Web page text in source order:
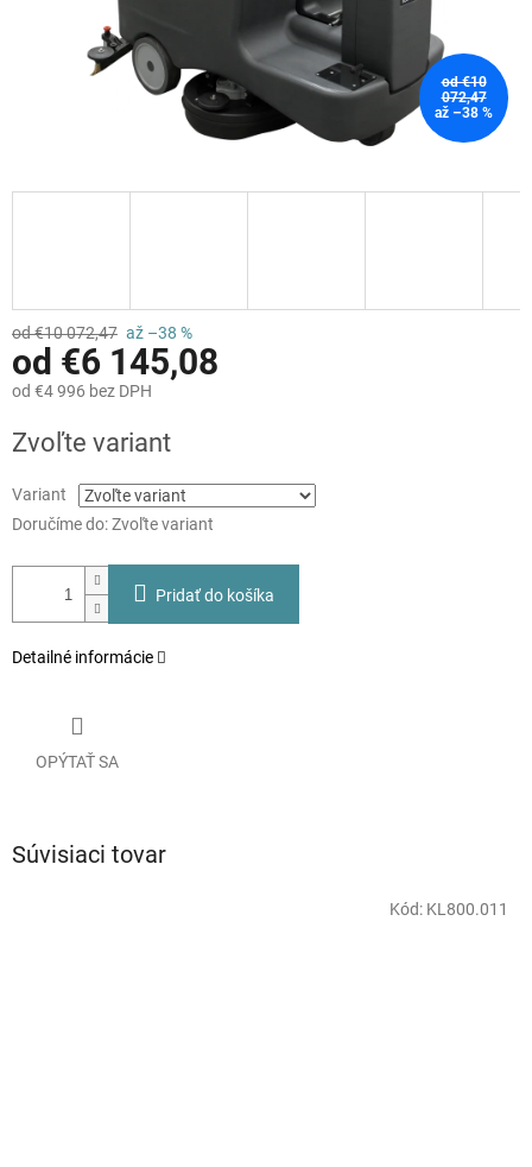
od €10
072,47
až –38 %
od €10 072,47 až –38 %
od €6 145,08
od €4 996 bez DPH
cena:
Zvoľte variant
Variant
Doručíme do:Zvoľte variant
Pridať do košíka
Detailné informácie
OPÝTAŤ SA
Súvisiaci tovar
Kód: KL800.011